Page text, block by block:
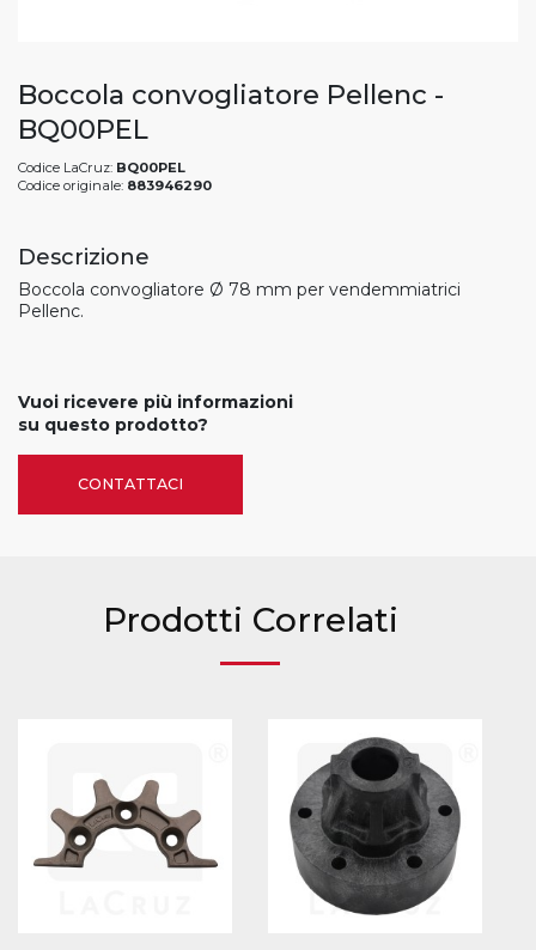
Boccola convogliatore Pellenc -
BQ00PEL
Codice LaCruz: BQ00PEL
Codice originale: 883946290
Descrizione
Boccola convogliatore Ø 78 mm per vendemmiatrici
Pellenc.
Vuoi ricevere più informazioni
su questo prodotto?
CONTATTACI
Prodotti Correlati